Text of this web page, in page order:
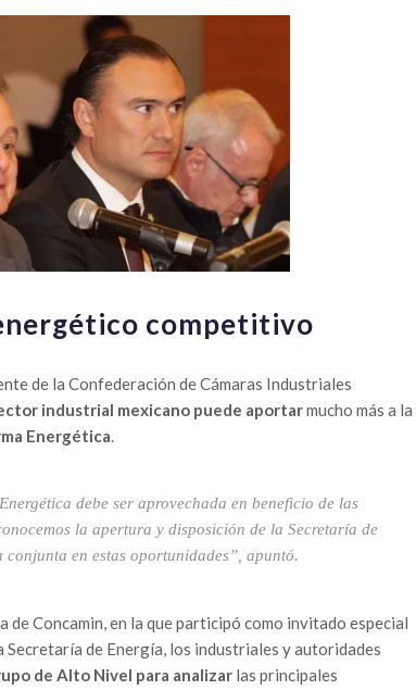
competitivo
de la Confederación de Cámaras Industriales
industrial mexicano puede aportarmucho más a la
Energética.
debe ser aprovechada en beneficio de las
la apertura y disposición de la Secretaría de
en estas oportunidades”, apuntó.
Concamin, en la que participó como invitado especial
de Energía, los industriales y autoridades
de Alto Nivel para analizarlas principales